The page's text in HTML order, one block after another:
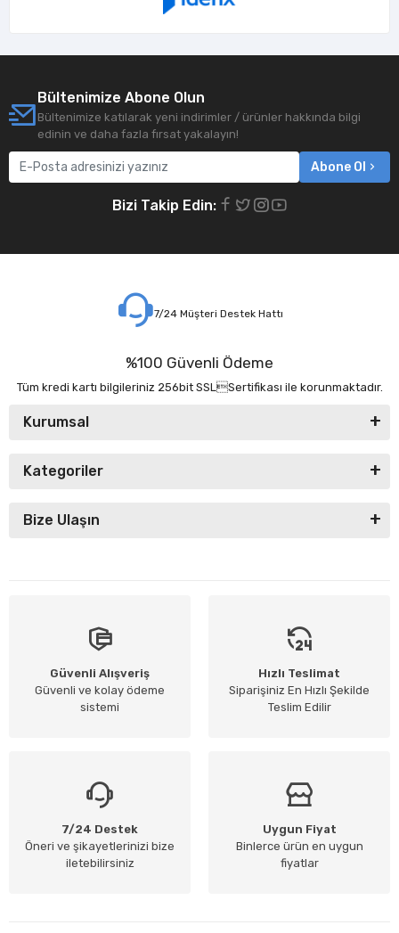
Bültenimize Abone Olun
Bültenimize katılarak yeni indirimler / ürünler hakkında bilgi
edinin ve daha fazla fırsat yakalayın!
Abone Ol
Bizi Takip Edin:
7/24 Müşteri Destek Hattı
%100 Güvenli Ödeme
Tüm kredi kartı bilgileriniz 256bit SSLSertifikası ile korunmaktadır.
Kurumsal
Kategoriler
Bize Ulaşın
Güvenli Alışveriş
Güvenli ve kolay ödeme
sistemi
Hızlı Teslimat
Siparişiniz En Hızlı Şekilde
Teslim Edilir
7/24 Destek
Öneri ve şikayetlerinizi bize
iletebilirsiniz
Uygun Fiyat
Binlerce ürün en uygun
fiyatlar